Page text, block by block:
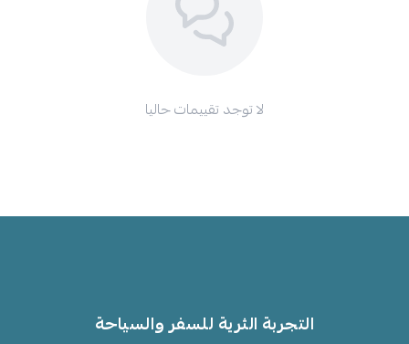
لا توجد تقييمات حاليا
التجربة الثرية للسفر والسياحة